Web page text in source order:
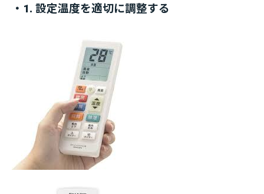
・1. 設定温度を適切に調整する